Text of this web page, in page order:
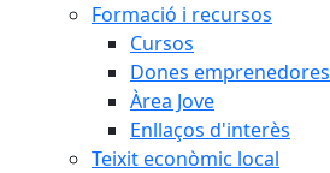
Formació i recursos
Cursos
Dones emprenedores
Àrea Jove
Enllaços d'interès
Teixit econòmic local